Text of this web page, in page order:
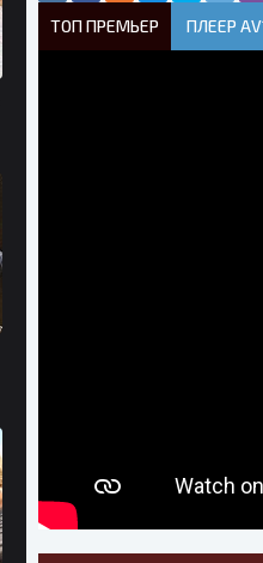
ТОП ПРЕМЬЕР ПЛЕЕР